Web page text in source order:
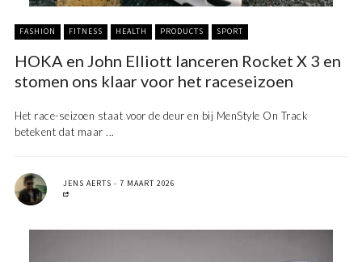
FASHION FITNESS HEALTH PRODUCTS SPORT
HOKA en John Elliott lanceren Rocket X 3 en
stomen ons klaar voor het raceseizoen
Het race-seizoen staat voor de deur en bij MenStyle On Track
betekent dat maar ...
JENS AERTS 7 MAART 2026